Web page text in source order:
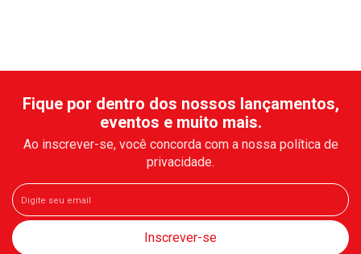
Fique por dentro dos nossos lançamentos,
eventos e muito mais.
Ao inscrever-se, você concorda com a nossa política de
privacidade.